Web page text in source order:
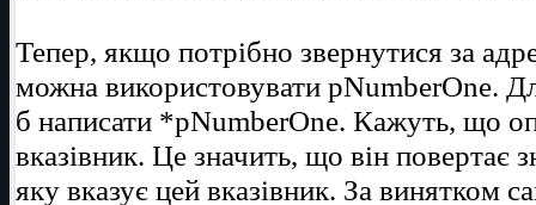
Тепер, якщо потрібно звернутися за
можна використовувати pNumberOne.
б написати *pNumberOne. Кажуть, що
вказівник. Це значить, що він повертає
яку вказує цей вказівник. За винятком